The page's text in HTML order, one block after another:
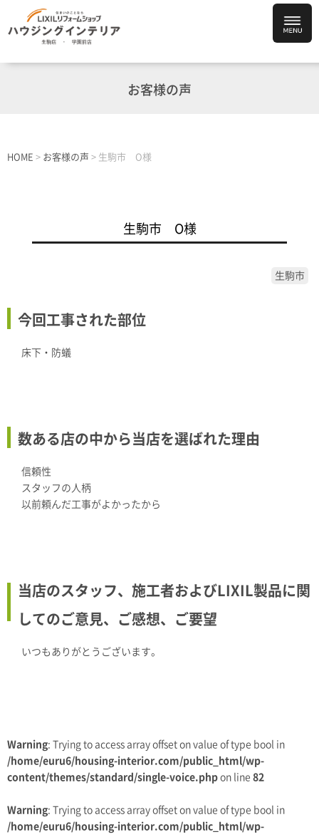
お客様の声
HOME > お客様の声 > 生駒市 O様
生駒市 O様
生駒市
今回工事された部位
床下・防蟻
数ある店の中から当店を選ばれた理由
信頼性
スタッフの人柄
以前頼んだ工事がよかったから
当店のスタッフ、施工者およびLIXIL製品に関
してのご意見、ご感想、ご要望
いつもありがとうございます。
Warning: Trying to access array offset on value of type bool in
/home/euru6/housing-interior.com/public_html/wp-
content/themes/standard/single-voice.php on line 82
Warning: Trying to access array offset on value of type bool in
/home/euru6/housing-interior.com/public_html/wp-